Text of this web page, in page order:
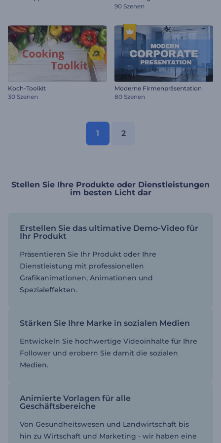
90 Szenen
Koch-Toolkit
30 Szenen
Moderne Firmenpräsentation
80 Szenen
1 2
Stellen Sie Ihre Produkte oder Dienstleistungen
im besten Licht dar
Erstellen Sie das ultimative Demo-Video für
Ihr Produkt
Präsentieren Sie Ihr Produkt oder Ihre
Dienstleistung mit professionellen
Grafikanimationen, Animationen und
Spezialeffekten.
Stärken Sie Ihre Marke in sozialen Medien
Entwickeln Sie hochwertige Videoinhalte für Ihre
Follower und erobern Sie damit die sozialen
Medien.
Animierte Vorlagen für alle
Geschäftsbereiche
Von Gesundheitswesen und Landwirtschaft bis
hin zu Wirtschaft und Marketing - wir haben eine